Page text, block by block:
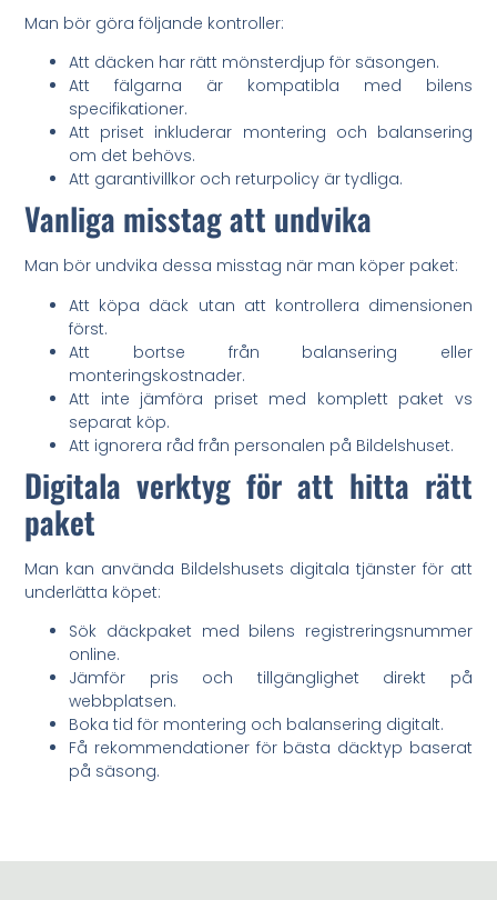
Man bör göra följande kontroller:
Att däcken har rätt mönsterdjup för säsongen.
Att fälgarna är kompatibla med bilens
specifikationer.
Att priset inkluderar montering och balansering
om det behövs.
Att garantivillkor och returpolicy är tydliga.
Vanliga misstag att undvika
Man bör undvika dessa misstag när man köper paket:
Att köpa däck utan att kontrollera dimensionen
först.
Att bortse från balansering eller
monteringskostnader.
Att inte jämföra priset med komplett paket vs
separat köp.
Att ignorera råd från personalen på Bildelshuset.
Digitala verktyg för att hitta rätt
paket
Man kan använda Bildelshusets digitala tjänster för att
underlätta köpet:
Sök däckpaket med bilens registreringsnummer
online.
Jämför pris och tillgänglighet direkt på
webbplatsen.
Boka tid för montering och balansering digitalt.
Få rekommendationer för bästa däcktyp baserat
på säsong.